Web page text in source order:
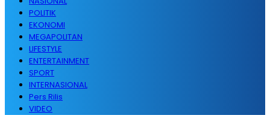
POLITIK
EKONOMI
MEGAPOLITAN
LIFESTYLE
ENTERTAINMENT
SPORT
INTERNASIONAL
Pers Rilis
VIDEO